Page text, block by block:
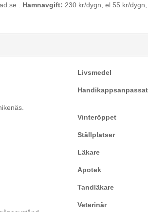
. Hamnavgift: 230 kr/dygn, el 55 kr/
Livsmedel
Handikappsanpassat
Vinteröppet
Ställplatser
Läkare
Apotek
Tandläkare
Veterinär